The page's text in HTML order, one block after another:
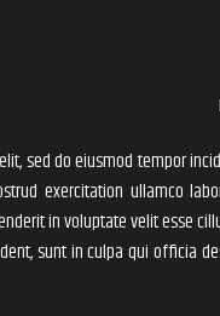
sed do eiusmod tempor
exercitation ullamco
in voluptate velit esse
sunt in culpa qui officia